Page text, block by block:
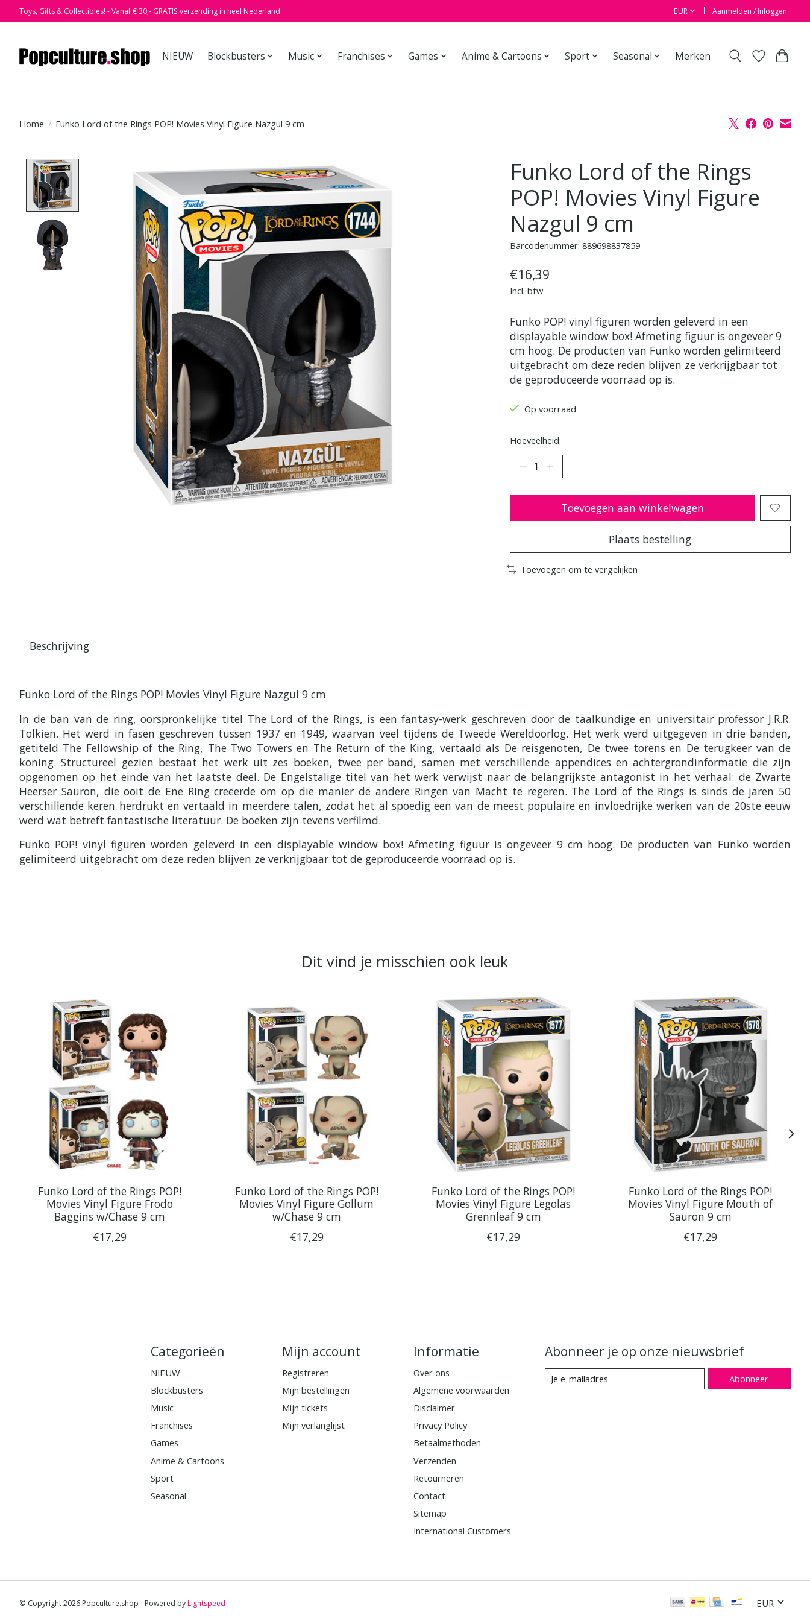
Toys, Gifts & Collectibles! - Vanaf € 30,- GRATIS verzending in heel Nederland. EUR Aanmelden / Inloggen
NIEUW Blockbusters Music Franchises Games Anime & Cartoons Sport Seasonal Merken
Home / Funko Lord of the Rings POP! Movies Vinyl Figure Nazgul 9 cm
Product image slideshow Items
Funko Lord of the Rings
POP! Movies Vinyl Figure
Nazgul 9 cm
Barcodenummer: 889698837859
€16,39
Incl. btw
Funko POP! vinyl figuren worden geleverd in een
displayable window box! Afmeting figuur is ongeveer 9
cm hoog. De producten van Funko worden gelimiteerd
uitgebracht om deze reden blijven ze verkrijgbaar tot
de geproduceerde voorraad op is.
Op voorraad
Hoeveelheid:
Toevoegen aan winkelwagen
Plaats bestelling
Toevoegen om te vergelijken
Beschrijving
Funko Lord of the Rings POP! Movies Vinyl Figure Nazgul 9 cm
In de ban van de ring, oorspronkelijke titel The Lord of the Rings, is een fantasy-werk geschreven door de taalkundige en universitair professor J.R.R.
Tolkien. Het werd in fasen geschreven tussen 1937 en 1949, waarvan veel tijdens de Tweede Wereldoorlog. Het werk werd uitgegeven in drie banden,
getiteld The Fellowship of the Ring, The Two Towers en The Return of the King, vertaald als De reisgenoten, De twee torens en De terugkeer van de
koning. Structureel gezien bestaat het werk uit zes boeken, twee per band, samen met verschillende appendices en achtergrondinformatie die zijn
opgenomen op het einde van het laatste deel. De Engelstalige titel van het werk verwijst naar de belangrijkste antagonist in het verhaal: de Zwarte
Heerser Sauron, die ooit de Ene Ring creëerde om op die manier de andere Ringen van Macht te regeren. The Lord of the Rings is sinds de jaren 50
verschillende keren herdrukt en vertaald in meerdere talen, zodat het al spoedig een van de meest populaire en invloedrijke werken van de 20ste eeuw
werd wat betreft fantastische literatuur. De boeken zijn tevens verfilmd.
Funko POP! vinyl figuren worden geleverd in een displayable window box! Afmeting figuur is ongeveer 9 cm hoog. De producten van Funko worden
gelimiteerd uitgebracht om deze reden blijven ze verkrijgbaar tot de geproduceerde voorraad op is.
Dit vind je misschien ook leuk
Items van productcarrousel
Funko Lord of the Rings POP!
Movies Vinyl Figure Frodo
Baggins w/Chase 9 cm
€17,29
Funko Lord of the Rings POP!
Movies Vinyl Figure Gollum
w/Chase 9 cm
€17,29
Funko Lord of the Rings POP!
Movies Vinyl Figure Legolas
Grennleaf 9 cm
€17,29
Funko Lord of the Rings POP!
Movies Vinyl Figure Mouth of
Sauron 9 cm
€17,29
Categorieën
NIEUW
Blockbusters
Music
Franchises
Games
Anime & Cartoons
Sport
Seasonal
Mijn account
Registreren
Mijn bestellingen
Mijn tickets
Mijn verlanglijst
Informatie
Over ons
Algemene voorwaarden
Disclaimer
Privacy Policy
Betaalmethoden
Verzenden
Retourneren
Contact
Sitemap
International Customers
Abonneer je op onze nieuwsbrief
Abonneer
© Copyright 2026 Popculture.shop - Powered byLightspeed EUR